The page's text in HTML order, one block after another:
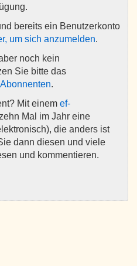
bereits ein Benutzerkonto
um sich anzumelden.
noch kein
Sie bitte das
.
Mit einem ef-
Mal im Jahr eine
die anders ist
dann diesen und viele
und kommentieren.